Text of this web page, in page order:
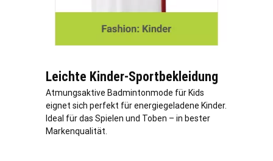
Leichte Kinder-Sportbekleidung
Atmungsaktive Badmintonmode für Kids
eignet sich perfekt für energiegeladene Kinder.
Ideal für das Spielen und Toben – in bester
Markenqualität.